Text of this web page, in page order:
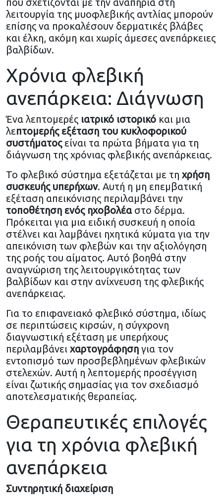
που σχετίζονται με την αναπηρία στη
λειτουργία της μυοφλεβικής αντλίας μπορούν
επίσης να προκαλέσουν δερματικές βλάβες
και έλκη, ακόμη και χωρίς άμεσες ανεπάρκειες
βαλβίδων.
Χρόνια φλεβική
ανεπάρκεια: Διάγνωση
Ένα λεπτομερές ιατρικό ιστορικό και μια
λεπτομερής εξέταση του κυκλοφορικού
συστήματοςείναι τα πρώτα βήματα για τη
διάγνωση της χρόνιας φλεβικής ανεπάρκειας.
Το φλεβικό σύστημα εξετάζεται με τη χρήση
συσκευής υπερήχων. Αυτή η μη επεμβατική
εξέταση απεικόνισης περιλαμβάνει την
τοποθέτηση ενός ηχοβολέαστο δέρμα.
Πρόκειται για μια ειδική συσκευή η οποία
στέλνει και λαμβάνει ηχητικά κύματα για την
απεικόνιση των φλεβών και την αξιολόγηση
της ροής του αίματος. Αυτό βοηθά στην
αναγνώριση της λειτουργικότητας των
βαλβίδων και στην ανίχνευση της φλεβικής
ανεπάρκειας.
Για το επιφανειακό φλεβικό σύστημα, ιδίως
σε περιπτώσεις κιρσών, η σύγχρονη
διαγνωστική εξέταση με υπερήχους
περιλαμβάνει χαρτογράφηση για τον
εντοπισμό των προσβεβλημένων φλεβικών
στελεχών. Αυτή η λεπτομερής προσέγγιση
είναι ζωτικής σημασίας για τον σχεδιασμό
αποτελεσματικής θεραπείας.
Θεραπευτικές επιλογές
για τη χρόνια φλεβική
ανεπάρκεια
Συντηρητική διαχείριση